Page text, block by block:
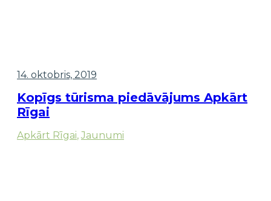
14. oktobris, 2019
Kopīgs tūrisma piedāvājums Apkārt
Rīgai
Apkārt Rīgai, Jaunumi